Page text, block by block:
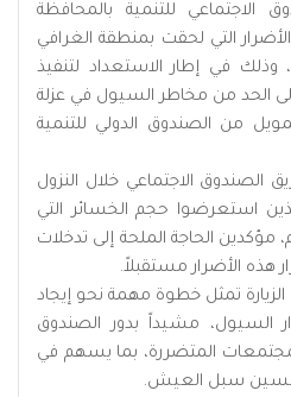
الاجتماعي للتنمية بالمحافظة
التي لحقت بمنطقة الغرافي
وذلك في إطار الاستعداد لتنفيذ
الحد من مخاطر السيول في عزلة
من الصندوق الدولي للتنمية
الصندوق الاجتماعي خلال النزول
استعرضوا حجم الخسائر التي
مؤكدين الحاجة الملحة إلى تدخلات
هذه الأضرار مستقبلاً.
تمثل خطوة مهمة نحو إيجاد
السيول، مشيداً بدور الصندوق
المتضررة، بما يسهم في
وتحسين سبل العيش.